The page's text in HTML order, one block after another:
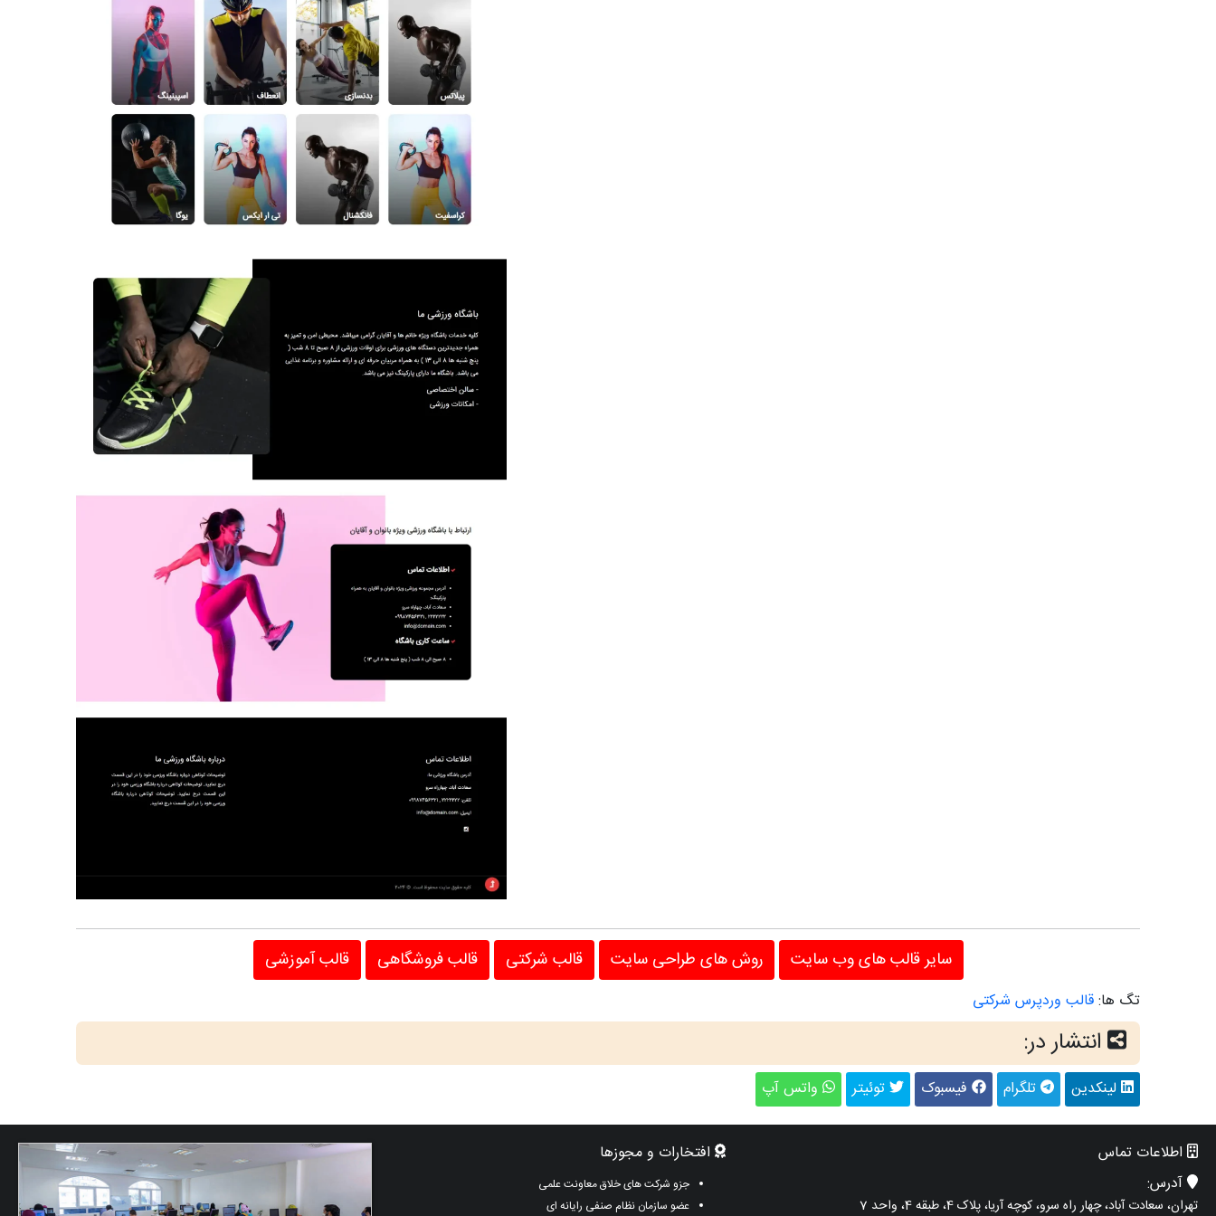
سایر قالب های وب سایت روش های طراحی سایت قالب شرکتی قالب فروشگاهی قالب آموزشی
تگ ها:قالب وردپرس شرکتی
انتشار در:
لینکدین تلگرام فیسبوک توئیتر واتس آپ
اطلاعات تماس
آدرس:
تهران، سعادت آباد، چهار راه سرو، کوچه آریا، پلاک 4، طبقه 4، واحد 7
افتخارات و مجوزها
جزو شرکت های خلاق معاونت علمی
عضو سازمان نظام صنفی رایانه ای